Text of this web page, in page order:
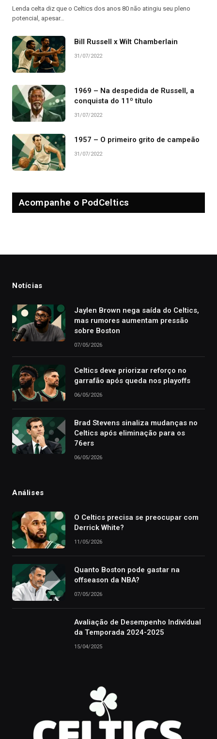
Lenda celta diz que o Celtics dos anos 80 não atingiu seu pleno
potencial, apesar…
Bill Russell x Wilt Chamberlain
31/07/2022
1969 – Na despedida de Russell, a
conquista do 11º título
31/07/2022
1957 – O primeiro grito de campeão
31/07/2022
Acompanhe o PodCeltics
Notícias
Jaylen Brown nega saída do Celtics,
mas rumores aumentam pressão
sobre Boston
07/05/2026
Celtics deve priorizar reforço no
garrafão após queda nos playoffs
06/05/2026
Brad Stevens sinaliza mudanças no
Celtics após eliminação para os
76ers
06/05/2026
Análises
O Celtics precisa se preocupar com
Derrick White?
11/05/2026
Quanto Boston pode gastar na
offseason da NBA?
07/05/2026
Avaliação de Desempenho Individual
da Temporada 2024-2025
15/04/2025